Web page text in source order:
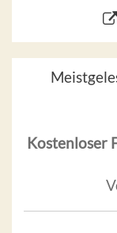
Kostenloser